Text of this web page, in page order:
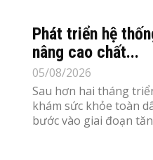
Phát triển hệ
nâng cao chất...
05/08/2026
Sau hơn hai tháng
khám sức khỏe toàn
bước vào giai đoạn